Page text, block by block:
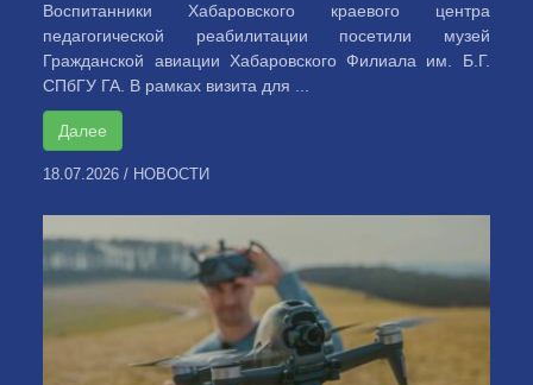
Воспитанники Хабаровского краевого центра
педагогической реабилитации посетили музей
Гражданской авиации Хабаровского Филиала им. Б.Г.
СПбГУ ГА. В рамках визита для ...
Далее
18.07.2026 / НОВОСТИ